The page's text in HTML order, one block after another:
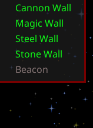
Cannon Wall
Magic Wall
Steel Wall
StoneWall
Beacon